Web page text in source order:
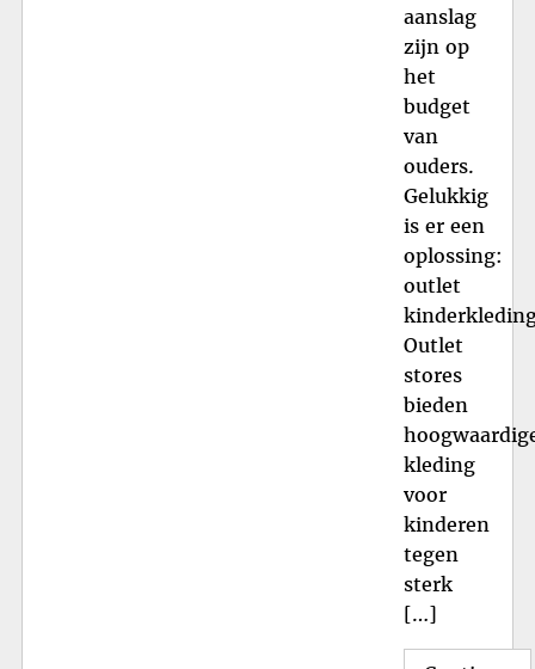
aanslag
zijn op
het
budget
van
ouders.
Gelukkig
is er een
oplossing:
outlet
Outlet
stores
bieden
kleding
voor
kinderen
tegen
sterk
[…]